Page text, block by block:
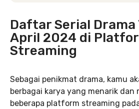
Daftar Serial Drama
April 2024 di
Streaming
Sebagai penikmat drama, kamu
berbagai karya yang menarik dan
beberapa platform streaming